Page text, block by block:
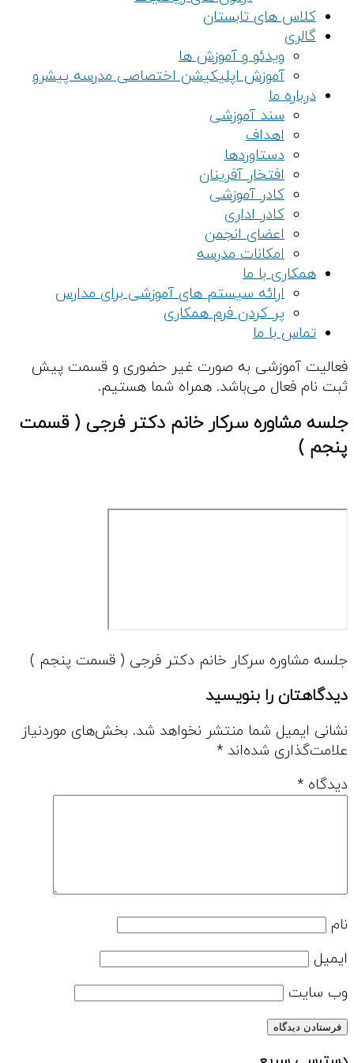
کلاس های تابستان
گالری
ویدئو و آموزش ها
آموزش اپلیکیشن اختصاصی مدرسه پیشرو
درباره ما
سند آموزشی
اهداف
دستاوردها
افتخار آفرینان
کادر آموزشی
کادر اداری
اعضای انجمن
امکانات مدرسه
همکاری با ما
ارائه سیستم های آموزشی برای مدارس
پر کردن فرم همکاری
تماس با ما
فعالیت آموزشی به صورت غیر حضوری و قسمت پیش
ثبت نام فعال می‌باشد. همراه شما هستیم.
جلسه مشاوره سرکار خانم دکتر فرجی ( قسمت
پنجم )
جلسه مشاوره سرکار خانم دکتر فرجی ( قسمت پنجم )
دیدگاهتان را بنویسید
نشانی ایمیل شما منتشر نخواهد شد. بخش‌های موردنیاز
علامت‌گذاری شده‌اند *
دیدگاه *
نام
ایمیل
وب‌ سایت